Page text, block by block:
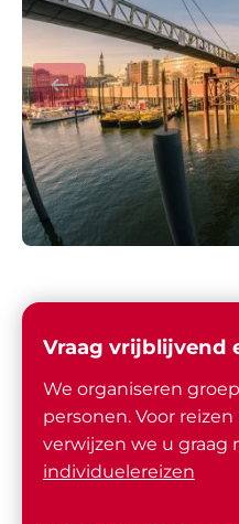
Vraag vrijblijvend
We organiseren
personen. Voor
verwijzen we u graag
individuelereizen